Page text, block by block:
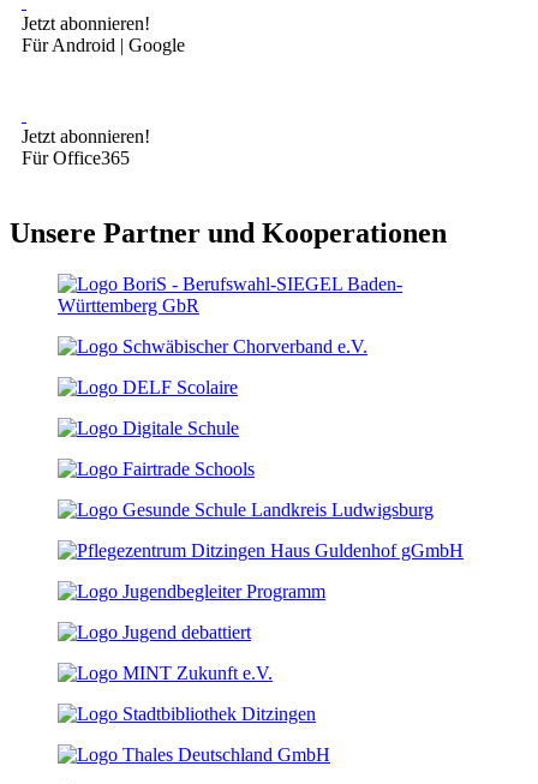
Jetzt abonnieren!
Für Android | Google
Jetzt abonnieren!
Für Office365
Unsere Partner und Kooperationen